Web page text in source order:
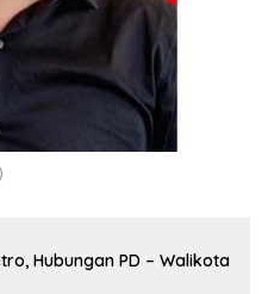
Hubungan PD – Walikota